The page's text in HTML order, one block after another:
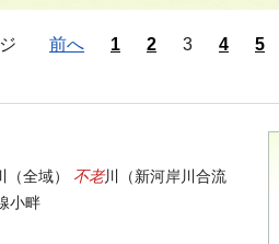
前へ 1 2 3 4 5
（全域） 不老川（新河岸川合流
小畔